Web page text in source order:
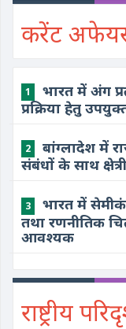
करेंट
1
​भारत में अंग
प्रक्रिया हेतु
2
​बांग्लादेश में
संबंधों के साथ
3
​भारत में
तथा रणनीतिक
आवश्यक
राष्ट्रीय